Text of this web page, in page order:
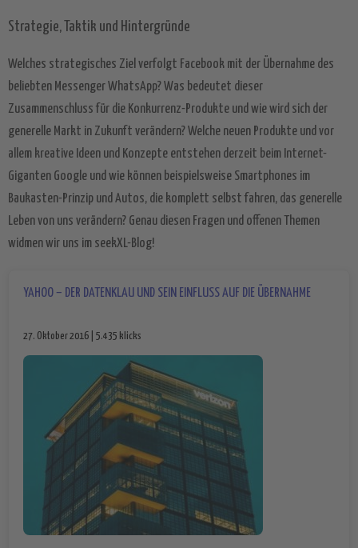
Strategie, Taktik und Hintergründe
Welches strategisches Ziel verfolgt Facebook mit der Übernahme des
beliebten Messenger WhatsApp? Was bedeutet dieser
Zusammenschluss für die Konkurrenz-Produkte und wie wird sich der
generelle Markt in Zukunft verändern? Welche neuen Produkte und vor
allem kreative Ideen und Konzepte entstehen derzeit beim Internet-
Giganten Google und wie können beispielsweise Smartphones im
Baukasten-Prinzip und Autos, die komplett selbst fahren, das generelle
Leben von uns verändern? Genau diesen Fragen und offenen Themen
widmen wir uns im seekXL-Blog!
YAHOO – DER DATENKLAU UND SEIN EINFLUSS AUF DIE ÜBERNAHME
27. Oktober 2016 | 5.435 klicks